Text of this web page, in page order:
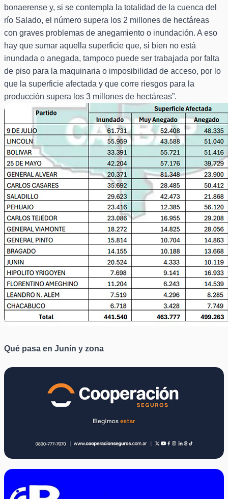
bonaerense y, si se contempla la totalidad de la cuenca del
río Salado, el número supera los 2 millones de hectáreas
con graves problemas de anegamiento o inundación. A eso
hay que sumar aquella superficie que, si bien no está
inundada o anegada, tampoco puede ser trabajada por falta
de piso para la maquinaria o imposibilidad de acceso, por lo
que la superficie afectada y que corre riesgos para la
producción supera los 3 millones de hectáreas”.
Qué pasa en Junín y zona